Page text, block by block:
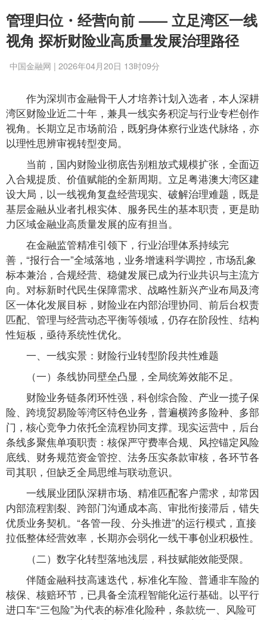
管理归位・经营向前 —— 立足湾区一线
视角 探析财险业高质量发展治理路径
中国金融网 | 2026年04月20日 13时09分
作为深圳市金融骨干人才培养计划入选者，本人深耕
湾区财险业近二十年，兼具一线实务积淀与行业专栏创作
视角。长期立足市场前沿，既躬身体察行业迭代脉络，亦
以理性思辨审视转型变局。
当前，国内财险业彻底告别粗放式规模扩张，全面迈
入合规提质、价值赋能的全新周期。立足粤港澳大湾区建
设大局，以一线视角复盘经营现实、破解治理难题，既是
基层金融从业者扎根实体、服务民生的基本职责，更是助
力区域金融业高质量发展的应有担当。
在金融监管精准引领下，行业治理体系持续完
善，“报行合一”全域落地，业务增速科学调控，市场乱象
标本兼治，合规经营、稳健发展已成为行业共识与主流方
向。对标新时代民生保障需求、战略性新兴产业布局及湾
区一体化发展目标，财险业在内部治理协同、前后台权责
匹配、管理与经营动态平衡等领域，仍存在阶段性、结构
性短板，亟待系统性优化。
一、一线实景：财险行业转型阶段共性难题
（一）条线协同壁垒凸显，全局统筹效能不足。
财险业务链条闭环性强，科创综合险、产业一揽子保
险、跨境贸易险等湾区特色业务，普遍横跨多险种、多部
门，核心竞争力依托全流程协同支撑。现实运营中，后台
条线多聚焦单项职责：核保严守费率合规、风控锚定风险
底线、财务规范资金管控、法务压实条款审核，各环节各
司其职，但缺乏全局思维与联动意识。
一线展业团队深耕市场、精准匹配客户需求，却常因
内部流程割裂、跨部门沟通成本高、审批衔接滞后，错失
优质业务契机。“各管一段、分头推进”的运行模式，直接
拉低整体经营效率，长期亦会弱化一线干事创业积极性。
（二）数字化转型落地浅层，科技赋能效能受限。
伴随金融科技高速迭代，标准化车险、普通非车险的
核保、核赔环节，已具备全流程智能化运行基础。以平行
进口车“三包险”为代表的标准化险种，条款统一、风险可